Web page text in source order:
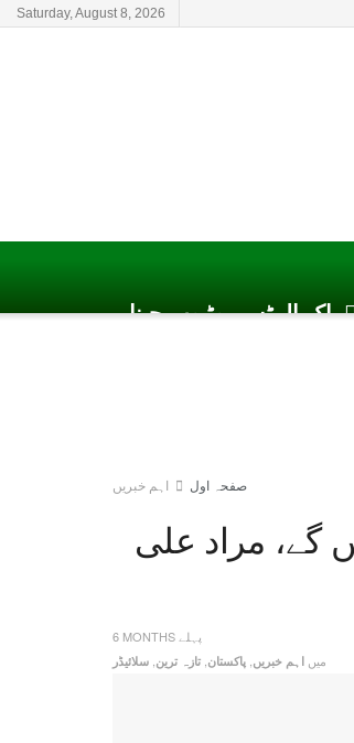
Saturday, August 8, 2026
پاک الرٹس یوٹیوب چینل
صفحہ اول اہم خبریں
گے، مراد علی
6 MONTHS پہلے
میں اہم خبریں پاکستان تازہ ترین سلائیڈر